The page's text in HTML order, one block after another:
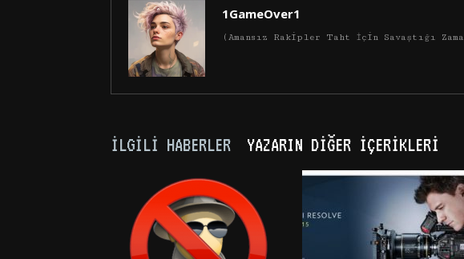
1GameOver1
(Amansız Rakipler Taht İçin Savaştığı
İLGILI HABERLER YAZARIN DIĞER İÇERIKLERI